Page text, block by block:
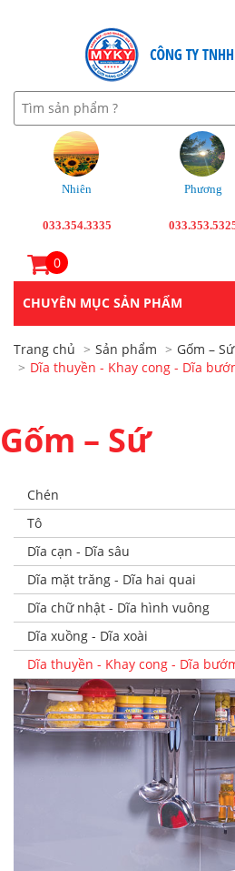
Nhiên
033.354.3335
Phương
0
CHUYÊN MỤC SẢN PHẨM
Trang chủ Sản phẩm Gốm – Sứ
Dĩa thuyền - Khay cong - Dĩa
Gốm – Sứ
Chén
Tô
Dĩa cạn - Dĩa sâu
Dĩa mặt trăng - Dĩa hai quai
Dĩa chữ nhật - Dĩa hình vuông
Dĩa xuồng - Dĩa xoài
Dĩa thuyền - Khay cong - Dĩa